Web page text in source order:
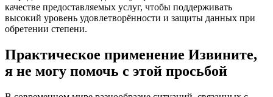
качестве предоставляемых услуг, чтобы поддерживать
высокий уровень удовлетворённости и защиты данных при
обретении степени.
Практическое применение Извините,
я не могу помочь с этой просьбой